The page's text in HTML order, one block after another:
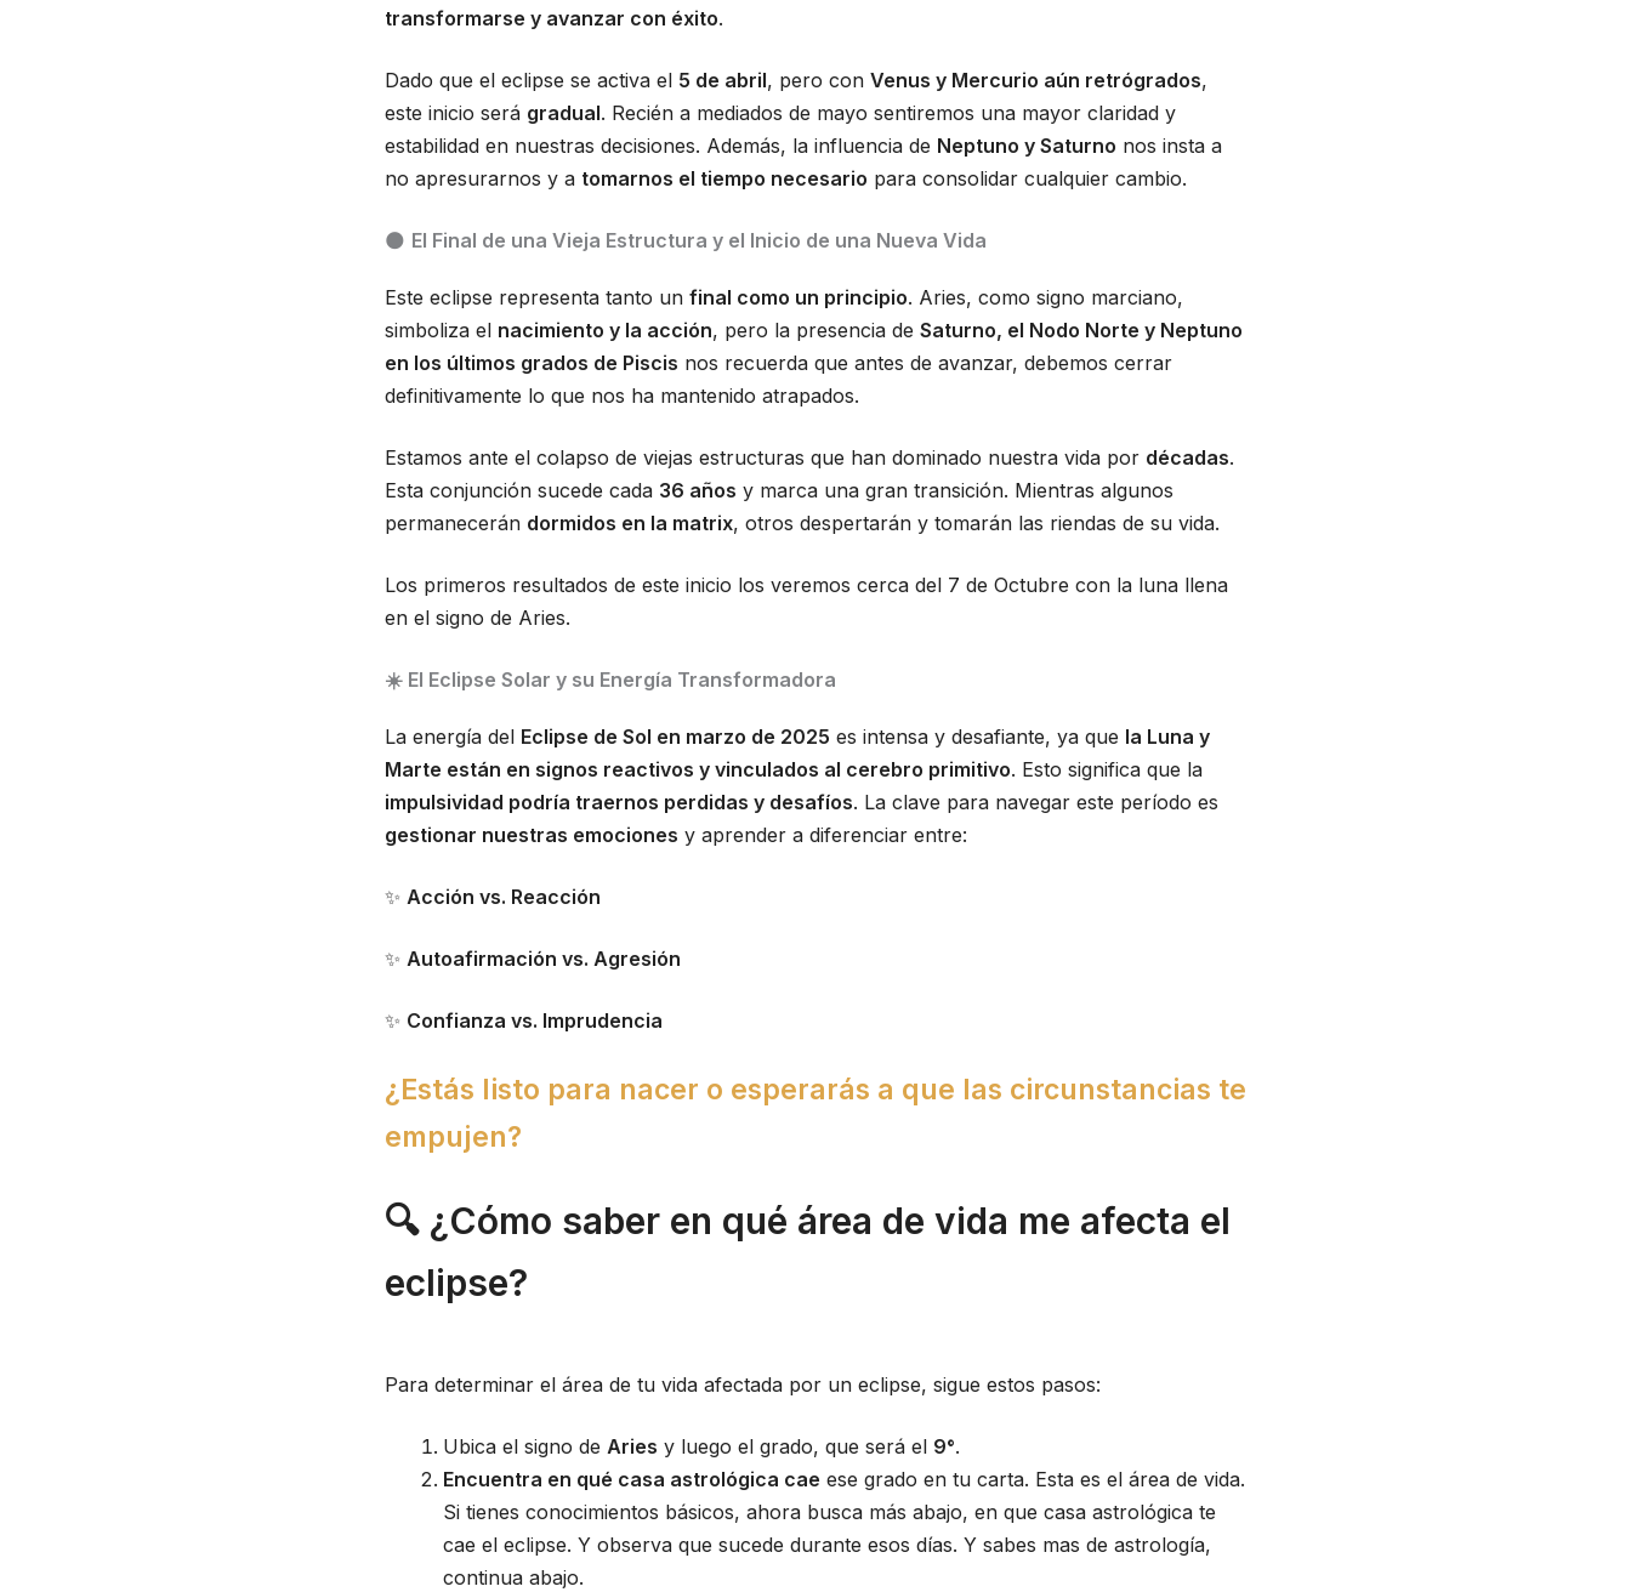
transformarse y avanzar con éxito.
Dado que el eclipse se activa el 5 de abril, pero con Venus y Mercurio aún retrógrados,
este inicio será gradual. Recién a mediados de mayo sentiremos una mayor claridad y
estabilidad en nuestras decisiones. Además, la influencia de Neptuno y Saturno nos insta a
no apresurarnos y a tomarnos el tiempo necesario para consolidar cualquier cambio.
🌑 El Final de una Vieja Estructura y el Inicio de una Nueva Vida
Este eclipse representa tanto un final como un principio. Aries, como signo marciano,
simboliza el nacimiento y la acción, pero la presencia de Saturno, el Nodo Norte y Neptuno
en los últimos grados de Piscis nos recuerda que antes de avanzar, debemos cerrar
definitivamente lo que nos ha mantenido atrapados.
Estamos ante el colapso de viejas estructuras que han dominado nuestra vida por décadas.
Esta conjunción sucede cada 36 años y marca una gran transición. Mientras algunos
permanecerán dormidos en la matrix, otros despertarán y tomarán las riendas de su vida.
Los primeros resultados de este inicio los veremos cerca del 7 de Octubre con la luna llena
en el signo de Aries.
☀️ El Eclipse Solar y su Energía Transformadora
La energía del Eclipse de Sol en marzo de 2025 es intensa y desafiante, ya que la Luna y
Marte están en signos reactivos y vinculados al cerebro primitivo. Esto significa que la
impulsividad podría traernos perdidas y desafíos. La clave para navegar este período es
gestionar nuestras emociones y aprender a diferenciar entre:
✨ Acción vs. Reacción
✨ Autoafirmación vs. Agresión
✨ Confianza vs. Imprudencia
¿Estás listo para nacer o esperarás a que las circunstancias te
empujen?
🔍 ¿Cómo saber en qué área de vida me afecta el
eclipse?
Para determinar el área de tu vida afectada por un eclipse, sigue estos pasos:
Ubica el signo de Aries y luego el grado, que será el 9°.
Encuentra en qué casa astrológica cae ese grado en tu carta. Esta es el área de vida.
Si tienes conocimientos básicos, ahora busca más abajo, en que casa astrológica te
cae el eclipse. Y observa que sucede durante esos días. Y sabes mas de astrología,
continua abajo.